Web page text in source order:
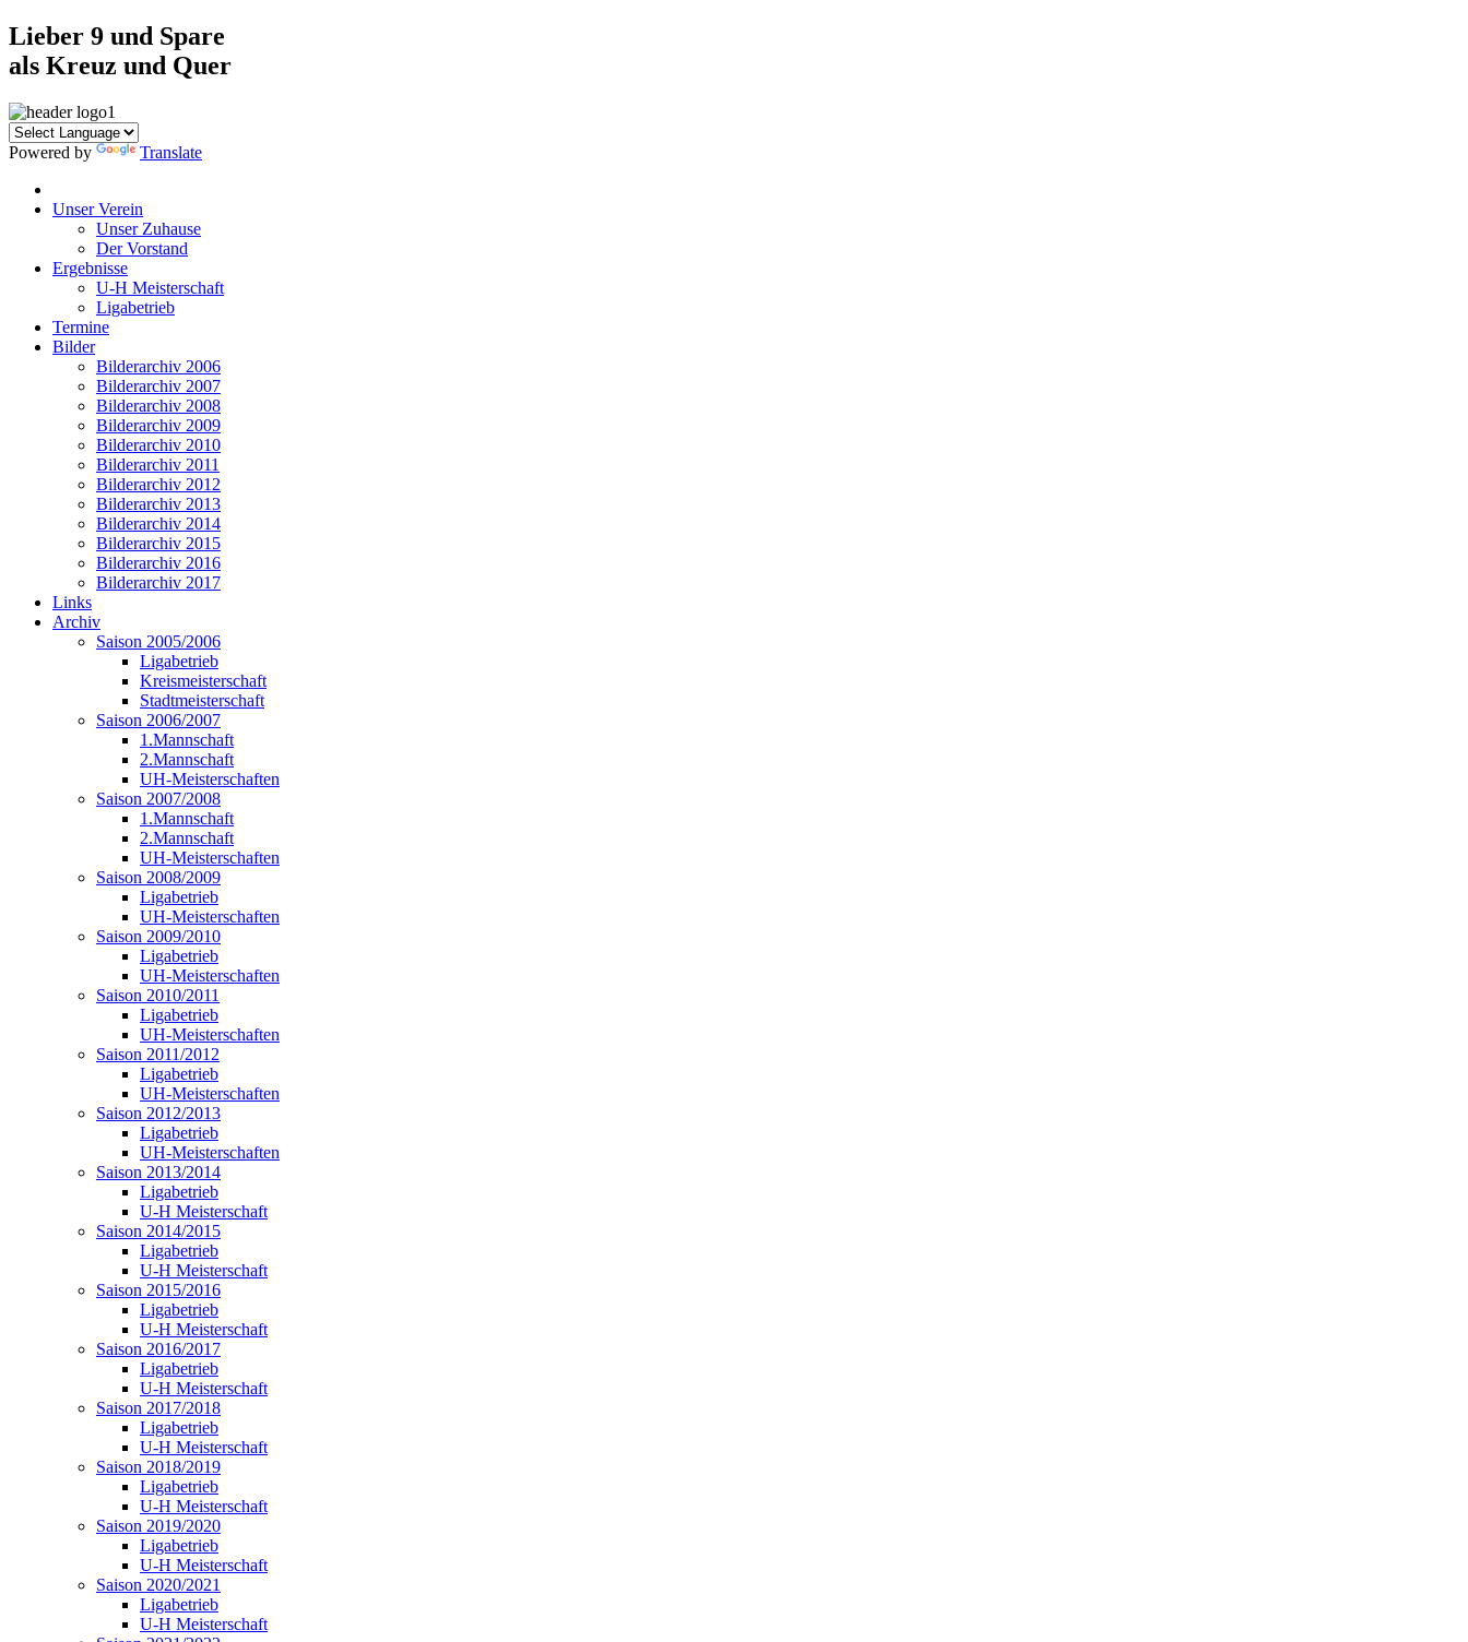
Lieber 9 und Spare
als Kreuz und Quer
Powered by Translate
Unser Verein
Unser Zuhause
Der Vorstand
Ergebnisse
U-H Meisterschaft
Ligabetrieb
Termine
Bilder
Bilderarchiv 2006
Bilderarchiv 2007
Bilderarchiv 2008
Bilderarchiv 2009
Bilderarchiv 2010
Bilderarchiv 2011
Bilderarchiv 2012
Bilderarchiv 2013
Bilderarchiv 2014
Bilderarchiv 2015
Bilderarchiv 2016
Bilderarchiv 2017
Links
Archiv
Saison 2005/2006
Ligabetrieb
Kreismeisterschaft
Stadtmeisterschaft
Saison 2006/2007
1.Mannschaft
2.Mannschaft
UH-Meisterschaften
Saison 2007/2008
1.Mannschaft
2.Mannschaft
UH-Meisterschaften
Saison 2008/2009
Ligabetrieb
UH-Meisterschaften
Saison 2009/2010
Ligabetrieb
UH-Meisterschaften
Saison 2010/2011
Ligabetrieb
UH-Meisterschaften
Saison 2011/2012
Ligabetrieb
UH-Meisterschaften
Saison 2012/2013
Ligabetrieb
UH-Meisterschaften
Saison 2013/2014
Ligabetrieb
U-H Meisterschaft
Saison 2014/2015
Ligabetrieb
U-H Meisterschaft
Saison 2015/2016
Ligabetrieb
U-H Meisterschaft
Saison 2016/2017
Ligabetrieb
U-H Meisterschaft
Saison 2017/2018
Ligabetrieb
U-H Meisterschaft
Saison 2018/2019
Ligabetrieb
U-H Meisterschaft
Saison 2019/2020
Ligabetrieb
U-H Meisterschaft
Saison 2020/2021
Ligabetrieb
U-H Meisterschaft